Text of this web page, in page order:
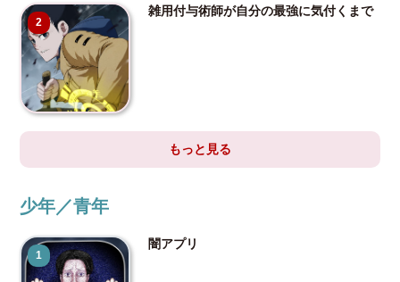
2
雑用付与術師が自分の最強に気付くまで
もっと見る
少年／青年
1
闇アプリ